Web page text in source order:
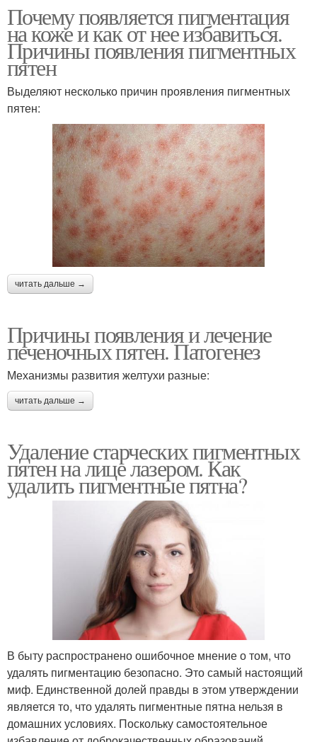
Почему появляется пигментация
на коже и как от нее избавиться.
Причины появления пигментных
пятен
Выделяют несколько причин проявления пигментных
пятен:
читать дальше →
Причины появления и лечение
печеночных пятен. Патогенез
Механизмы развития желтухи разные:
читать дальше →
Удаление старческих пигментных
пятен на лице лазером. Как
удалить пигментные пятна?
В быту распространено ошибочное мнение о том, что
удалять пигментацию безопасно. Это самый настоящий
миф. Единственной долей правды в этом утверждении
является то, что удалять пигментные пятна нельзя в
домашних условиях. Поскольку самостоятельное